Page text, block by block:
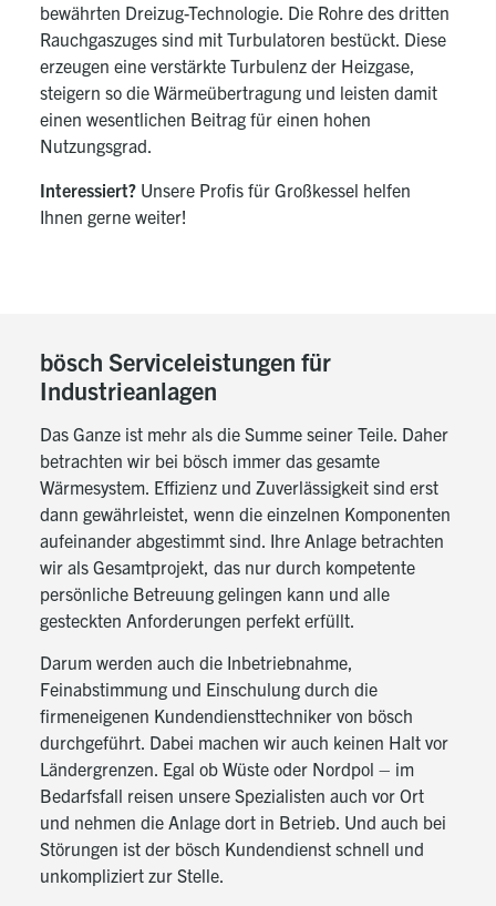
bewährten Dreizug-Technologie. Die Rohre des dritten
Rauchgaszuges sind mit Turbulatoren bestückt. Diese
erzeugen eine verstärkte Turbulenz der Heizgase,
steigern so die Wärmeübertragung und leisten damit
einen wesentlichen Beitrag für einen hohen
Nutzungsgrad.
Interessiert? Unsere Profis für Großkessel helfen
Ihnen gerne weiter!
bösch Serviceleistungen für
Industrieanlagen
Das Ganze ist mehr als die Summe seiner Teile. Daher
betrachten wir bei bösch immer das gesamte
Wärmesystem. Effizienz und Zuverlässigkeit sind erst
dann gewährleistet, wenn die einzelnen Komponenten
aufeinander abgestimmt sind. Ihre Anlage betrachten
wir als Gesamtprojekt, das nur durch kompetente
persönliche Betreuung gelingen kann und alle
gesteckten Anforderungen perfekt erfüllt.
Darum werden auch die Inbetriebnahme,
Feinabstimmung und Einschulung durch die
firmeneigenen Kundendiensttechniker von bösch
durchgeführt. Dabei machen wir auch keinen Halt vor
Ländergrenzen. Egal ob Wüste oder Nordpol – im
Bedarfsfall reisen unsere Spezialisten auch vor Ort
und nehmen die Anlage dort in Betrieb. Und auch bei
Störungen ist der bösch Kundendienst schnell und
unkompliziert zur Stelle.